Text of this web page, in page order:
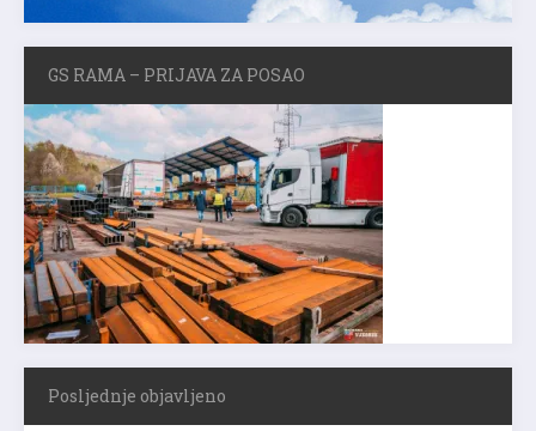
GS RAMA – PRIJAVA ZA POSAO
Posljednje objavljeno